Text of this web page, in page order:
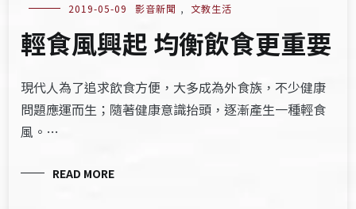
2019-05-09 影音新聞 , 文教生活
輕食風興起 均衡飲食更重要
現代人為了追求飲食方便，大多成為外食族，不少健康
問題應運而生；隨著健康意識抬頭，逐漸產生一種輕食
風。…
READ MORE